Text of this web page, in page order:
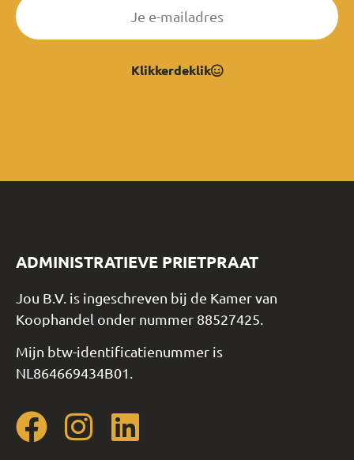
Klikkerdeklik
ADMINISTRATIEVE PRIETPRAAT
Jou B.V. is ingeschreven bij de Kamer van
Koophandel onder nummer 88527425.
Mijn btw-identificatienummer is
NL864669434B01.